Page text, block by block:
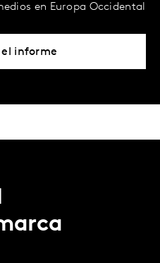
en Europa Occidental
el informe